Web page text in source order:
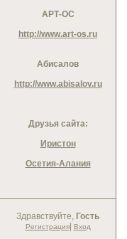
АРТ-ОС
http://www.art-os.ru
Абисалов
http://www.abisalov.ru
Друзья сайта:
Иристон
Осетия-Алания
Здравствуйте, Гость
Регистрация| Вход